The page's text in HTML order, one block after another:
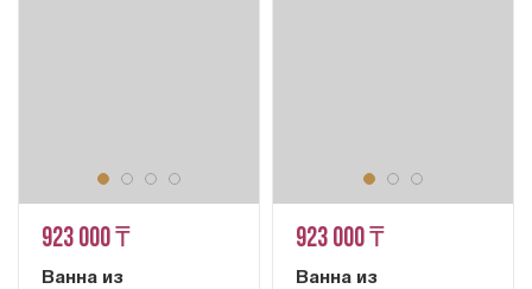
923 000 ₸
Ванна из
923 000 ₸
Ванна из